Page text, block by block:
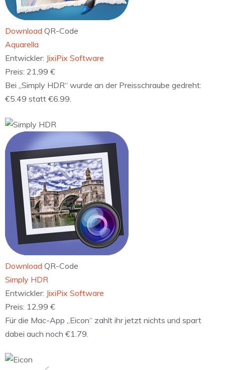
Download QR-Code
Aquarella
Entwickler: JixiPix Software
Preis: 21,99 €
Bei „Simply HDR“ wurde an der Preisschraube gedreht:
€5.49 statt €6.99.
Download QR-Code
‎Simply HDR
Entwickler: JixiPix Software
Preis: 12,99 €
Für die Mac-App „Eicon“ zahlt ihr jetzt nichts und spart
dabei auch noch €1.79.